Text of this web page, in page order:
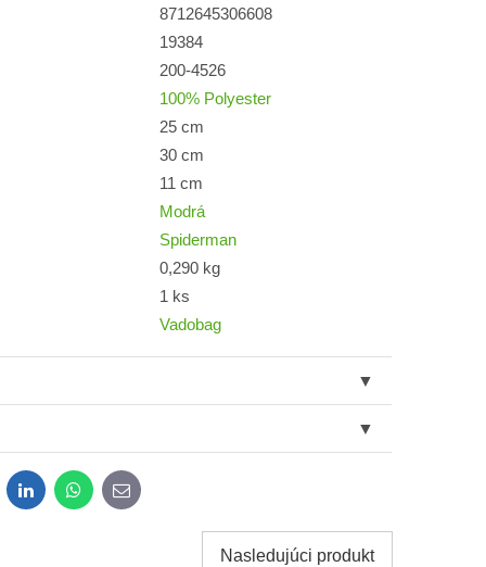
8712645306608
19384
200-4526
100% Polyester
25 cm
30 cm
11 cm
Modrá
Spiderman
0,290 kg
1 ks
Vadobag
LinkedInWhatsApp
E-
mail
Nasledujúci produkt